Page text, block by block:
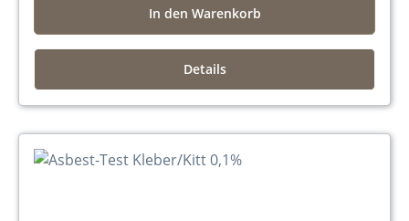
In den Warenkorb
Details